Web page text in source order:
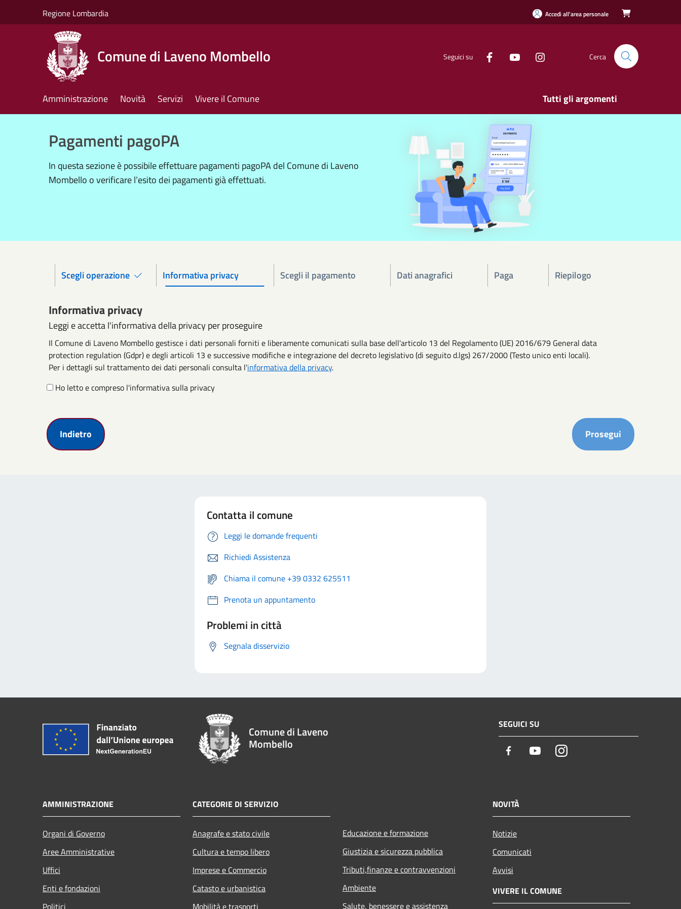
Regione Lombardia Accedi all'area personale 
Comune di Laveno Mombello Seguici su Cerca
Amministrazione Novità Servizi Vivere il Comune Tutti gli argomenti
Pagamenti pagoPA
In questa sezione è possibile effettuare pagamenti pagoPA del Comune di Laveno
Mombello o verificare l’esito dei pagamenti già effettuati.
Scegli operazione Informativa privacy Scegli il pagamento Dati anagrafici Paga Riepilogo
Informativa privacy
Leggi e accetta l'informativa della privacy per proseguire
Il Comune di Laveno Mombello gestisce i dati personali forniti e liberamente comunicati sulla base dell'articolo 13 del Regolamento (UE) 2016/679 General data
protection regulation (Gdpr) e degli articoli 13 e successive modifiche e integrazione del decreto legislativo (di seguito d.lgs) 267/2000 (Testo unico enti locali).
Per i dettagli sul trattamento dei dati personali consulta l'informativa della privacy.
Ho letto e compreso l'informativa sulla privacy
Indietro Prosegui
Contatta il comune
Leggi le domande frequenti
Richiedi Assistenza
Chiama il comune +39 0332 625511
Prenota un appuntamento
Problemi in città
Segnala disservizio
Comune di Laveno
Mombello
SEGUICI SU
Facebook YoutubeInstagram
AMMINISTRAZIONE
Organi di Governo
Aree Amministrative
Uffici
Enti e fondazioni
CATEGORIE DI SERVIZIO
Anagrafe e stato civile
Cultura e tempo libero
Imprese e Commercio
Catasto e urbanistica
Educazione e formazione
Giustizia e sicurezza pubblica
Tributi,finanze e contravvenzioni
Ambiente
Salute, benessere e assistenza
NOVITÀ
Notizie
Comunicati
Avvisi
VIVERE IL COMUNE